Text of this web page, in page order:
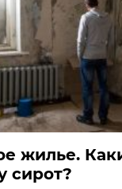
жилье.​
сирот?